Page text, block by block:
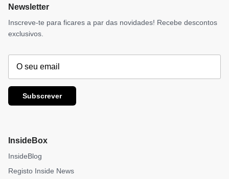
Newsletter
Inscreve-te para ficares a par das novidades! Recebe descontos
exclusivos.
Subscrever
InsideBox
InsideBlog
Registo Inside News